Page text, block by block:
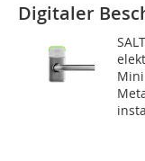
Digitaler